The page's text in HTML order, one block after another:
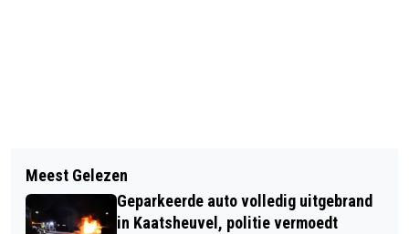
EET DIT RUNDERGEHAKT NIET: JUMBO
HAALT PRODUCT UIT DE SCHAPPEN
TWEE AUTO'S BOTSEN OP
PARKEERPLAATS LANGS A59
Meest Gelezen
Geparkeerde auto volledig uitgebrand
in Kaatsheuvel, politie vermoedt